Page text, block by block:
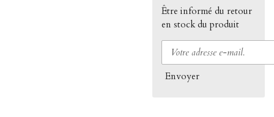
Être informé du retour
en stock du produit
Envoyer